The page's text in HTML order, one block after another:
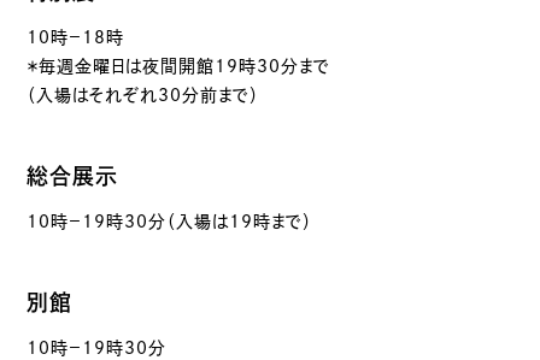
10時－18時
＊毎週金曜日は夜間開館19時30分まで
（入場はそれぞれ30分前まで）
総合展示
10時－19時30分（入場は19時まで）
別館
10時－19時30分